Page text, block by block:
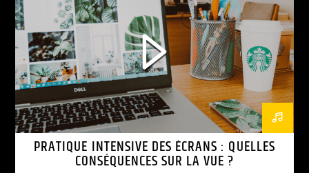
PRATIQUE INTENSIVE DES ÉCRANS : QUELLES
CONSÉQUENCES SUR LA VUE ?